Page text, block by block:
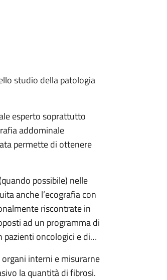
studio della patologia
esperto soprattutto
addominale
permette di ottenere
possibile) nelle
anche l’ecografia con
riscontrate in
ad un programma di
pazienti oncologici e di
interni e misurarne
la quantità di fibrosi.